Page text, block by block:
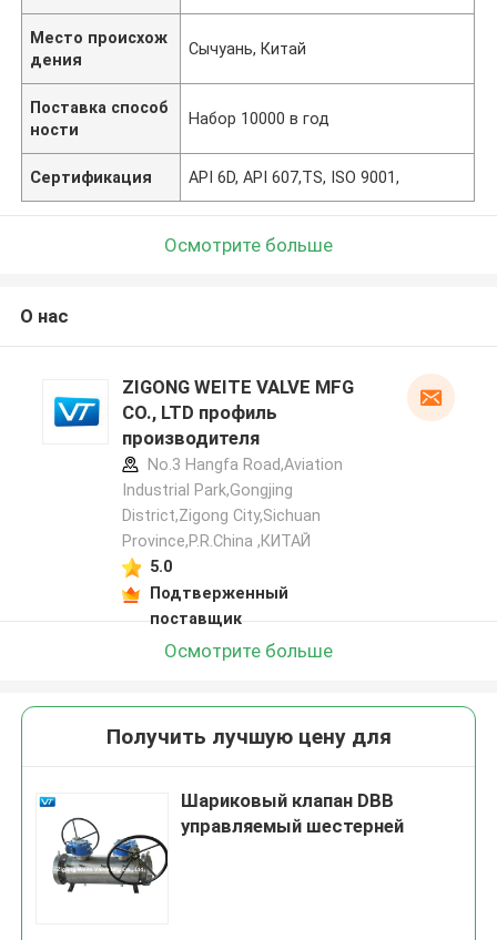
Место происхож
дения
Сычуань, Китай
Поставка способ
ности
Набор 10000 в год
Сертификация API 6D, API 607,TS, ISO 9001,
Осмотрите больше
О нас
ZIGONG WEITE VALVE MFG
CO., LTD профиль
производителя
No.3 Hangfa Road,Aviation
Industrial Park,Gongjing
District,Zigong City,Sichuan
Province,P.R.China ,КИТАЙ
5.0
Подтверженный
поставщик
Осмотрите больше
Получить лучшую цену для
Шариковый клапан DBB
управляемый шестерней